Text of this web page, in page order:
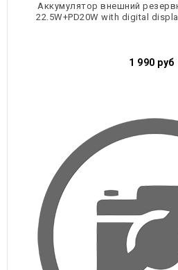
Аккумулятор внешний
22.5W+PD20W with digital
1 990 руб